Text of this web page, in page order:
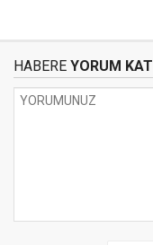
HABERE YORUM KAT